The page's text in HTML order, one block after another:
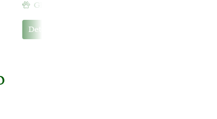
Gluten en tarwe vrij
Details